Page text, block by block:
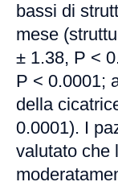
bassi di
mese
± 1.38, P <
P < 0.0001;
della
0.0001). I
valutato che